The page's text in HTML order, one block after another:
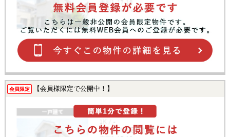
会員限定 【会員様限定で公開中！】